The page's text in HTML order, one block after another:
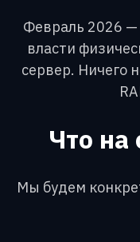
Февраль 2026
власти
сервер. Ничего
Что
Мы будем